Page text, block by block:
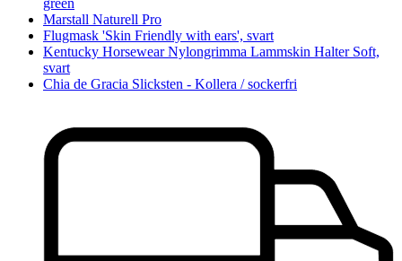
Marstall Naturell Pro
Flugmask 'Skin Friendly with ears', svart
Kentucky Horsewear Nylongrimma Lammskin Halter Soft,
svart
Chia de Gracia Slicksten - Kollera / sockerfri